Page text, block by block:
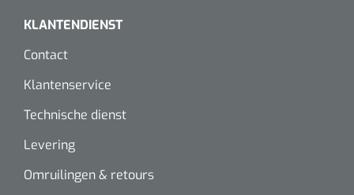
Software
Alcoholmeter
Instrumentensets
Chronische wondzorgproducten
Hydrocolloïden
Zilververbanden
KLANTENDIENST
Contact
Klantenservice
Technische dienst
Levering
Omruilingen & retours